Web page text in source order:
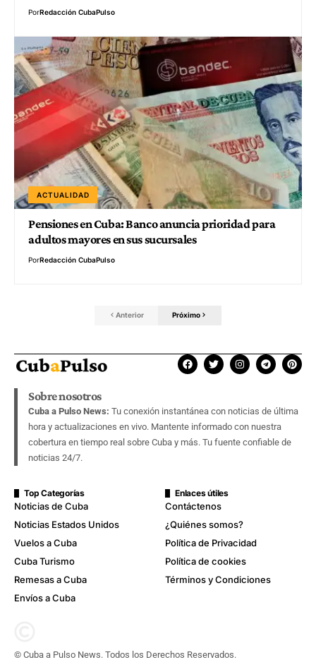
PorRedacción CubaPulso
ACTUALIDAD
Pensiones en Cuba: Banco anuncia prioridad para
adultos mayores en sus sucursales
PorRedacción CubaPulso
Anterior Próximo
Sobre nosotros
Cuba a Pulso News: Tu conexión instantánea con noticias de última
hora y actualizaciones en vivo. Mantente informado con nuestra
cobertura en tiempo real sobre Cuba y más. Tu fuente confiable de
noticias 24/7.
Top Categorías
Noticias de Cuba
Noticias Estados Unidos
Vuelos a Cuba
Cuba Turismo
Remesas a Cuba
Envíos a Cuba
Enlaces útiles
Contáctenos
¿Quiénes somos?
Política de Privacidad
Política de cookies
Términos y Condiciones
© Cuba a Pulso News. Todos los Derechos Reservados.